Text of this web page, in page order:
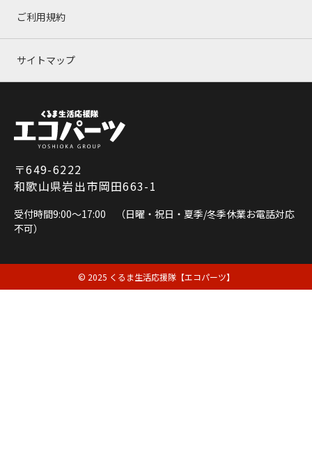
ご利用規約
サイトマップ
〒649-6222
和歌山県岩出市岡田663-1
受付時間9:00～17:00 （日曜・祝日・夏季/冬季休業お電話対応
不可）
© 2025 くるま生活応援隊【エコパーツ】